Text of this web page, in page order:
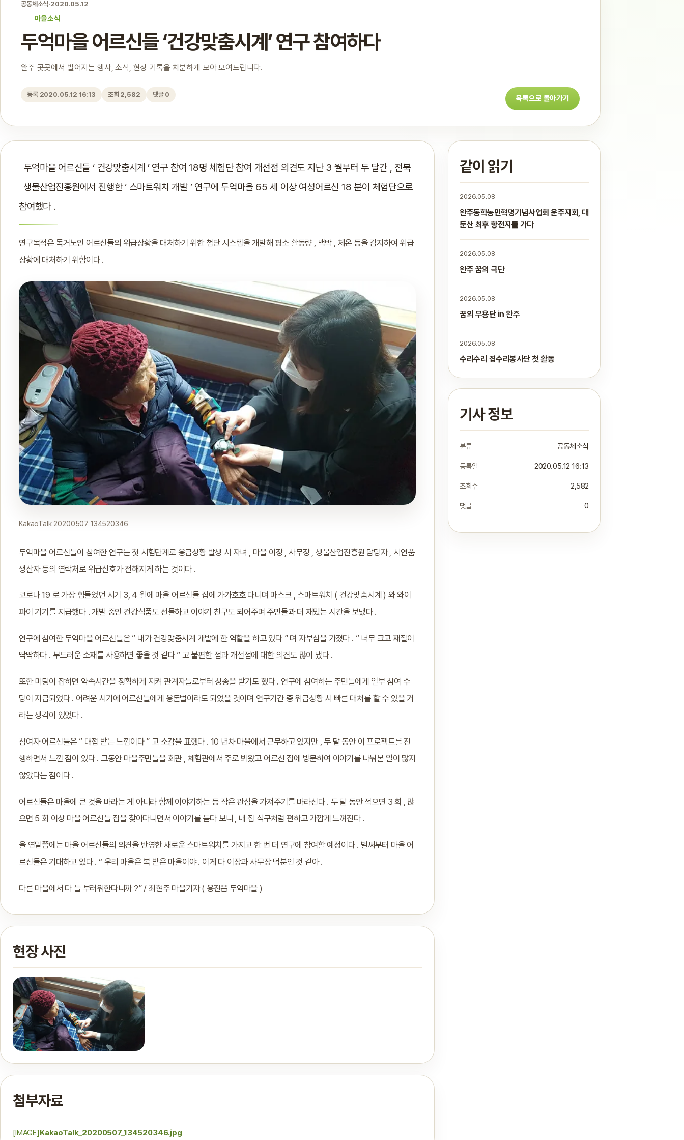
공동체소식·2020.05.12
마을소식
두억마을 어르신들 ‘건강맞춤시계’ 연구 참여하다
완주 곳곳에서 벌어지는 행사, 소식, 현장 기록을 차분하게 모아 보여드립니다.
등록 2020.05.12 16:13 조회 2,582 댓글 0 목록으로 돌아가기
두억마을 어르신들 ‘ 건강맞춤시계 ’ 연구 참여 18명 체험단 참여 개선점 의견도 지난 3 월부터 두 달간 , 전북
생물산업진흥원에서 진행한 ‘ 스마트워치 개발 ’ 연구에 두억마을 65 세 이상 여성어르신 18 분이 체험단으로
참여했다 .
연구목적은 독거노인 어르신들의 위급상황을 대처하기 위한 첨단 시스템을 개발해 평소 활동량 , 맥박 , 체온 등을 감지하여 위급
상황에 대처하기 위함이다 .
KakaoTalk 20200507 134520346
두억마을 어르신들이 참여한 연구는 첫 시험단계로 응급상황 발생 시 자녀 , 마을 이장 , 사무장 , 생물산업진흥원 담당자 , 시연품
생산자 등의 연락처로 위급신호가 전해지게 하는 것이다 .
코로나 19 로 가장 힘들었던 시기 3, 4 월에 마을 어르신들 집에 가가호호 다니며 마스크 , 스마트워치 ( 건강맞춤시계 ) 와 와이
파이 기기를 지급했다 . 개발 중인 건강식품도 선물하고 이야기 친구도 되어주며 주민들과 더 재밌는 시간을 보냈다 .
연구에 참여한 두억마을 어르신들은 “ 내가 건강맞춤시계 개발에 한 역할을 하고 있다 ” 며 자부심을 가졌다 . “ 너무 크고 재질이
딱딱하다 . 부드러운 소재를 사용하면 좋을 것 같다 ” 고 불편한 점과 개선점에 대한 의견도 많이 냈다 .
또한 미팅이 잡히면 약속시간을 정확하게 지켜 관계자들로부터 칭송을 받기도 했다 . 연구에 참여하는 주민들에게 일부 참여 수
당이 지급되었다 . 어려운 시기에 어르신들에게 용돈벌이라도 되었을 것이며 연구기간 중 위급상황 시 빠른 대처를 할 수 있을 거
라는 생각이 있었다 .
참여자 어르신들은 “ 대접 받는 느낌이다 ” 고 소감을 표했다 . 10 년차 마을에서 근무하고 있지만 , 두 달 동안 이 프로젝트를 진
행하면서 느낀 점이 있다 . 그동안 마을주민들을 회관 , 체험관에서 주로 봐왔고 어르신 집에 방문하여 이야기를 나눠본 일이 많지
않았다는 점이다 .
어르신들은 마을에 큰 것을 바라는 게 아니라 함께 이야기하는 등 작은 관심을 가져주기를 바라신다 . 두 달 동안 적으면 3 회 , 많
으면 5 회 이상 마을 어르신들 집을 찾아다니면서 이야기를 듣다 보니 , 내 집 식구처럼 편하고 가깝게 느껴진다 .
올 연말쯤에는 마을 어르신들의 의견을 반영한 새로운 스마트워치를 가지고 한 번 더 연구에 참여할 예정이다 . 벌써부터 마을 어
르신들은 기대하고 있다 . “ 우리 마을은 복 받은 마을이야 . 이게 다 이장과 사무장 덕분인 것 같아 .
다른 마을에서 다 들 부러워한다니까 ?” / 최현주 마을기자 ( 용진읍 두억마을 )
현장 사진
첨부자료
[IMAGE]KakaoTalk_20200507_134520346.jpg
같이 읽기
2026.05.08
완주동학농민혁명기념사업회 운주지회, 대
둔산 최후 항전지를 가다
2026.05.08
완주 꿈의 극단
2026.05.08
꿈의 무용단 in 완주
2026.05.08
수리수리 집수리봉사단 첫 활동
기사 정보
분류 공동체소식
등록일 2020.05.12 16:13
조회수 2,582
댓글 0